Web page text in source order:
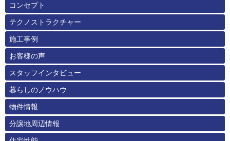
コンセプト
テクノストラクチャー
施工事例
お客様の声
スタッフインタビュー
暮らしのノウハウ
物件情報
分譲地周辺情報